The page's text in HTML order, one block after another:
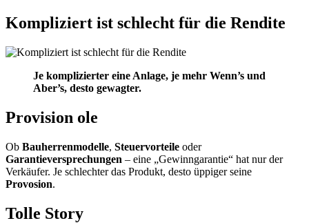
Kompliziert ist schlecht für die Rendite
Je komplizierter eine Anlage, je mehr Wenn’s und
Aber’s, desto gewagter.
Provision ole
Ob Bauherrenmodelle, Steuervorteile oder
Garantieversprechungen – eine „Gewinngarantie“ hat nur der
Verkäufer. Je schlechter das Produkt, desto üppiger seine
Provosion.
Tolle Story